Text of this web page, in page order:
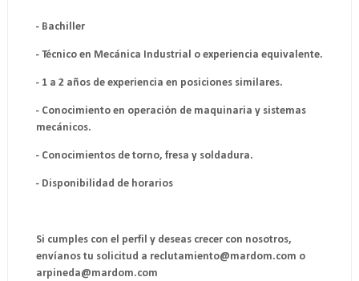
- Bachiller
- Técnico en Mecánica Industrial o experiencia equivalente.
- 1 a 2 años de experiencia en posiciones similares.
- Conocimiento en operación de maquinaria y sistemas
mecánicos.
- Conocimientos de torno, fresa y soldadura.
- Disponibilidad de horarios
Si cumples con el perfil y deseas crecer con nosotros,
envíanos tu solicitud a reclutamiento@mardom.com o
arpineda@mardom.com